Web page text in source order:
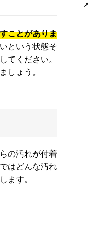
ことがありま
という状態そ
ください。
しょう。
の汚れが付着
はどんな汚れ
ます。